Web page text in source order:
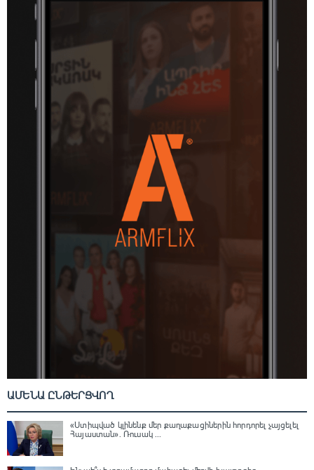
ԱՄԵՆԱ ԸՆԹԵՐՑՎՈՂ
«Ստիպված կլինենք մեր քաղաքացիներին հորդորել չայցելել
Հայաստան»․ Ռուսակ ...